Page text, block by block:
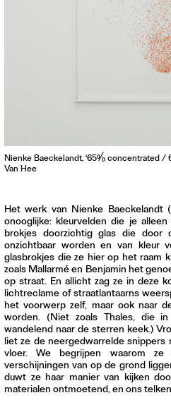
Nienke Baeckelandt, ‘65% concentrated /
Van Hee
Het werk van Nienke
onooglijke: kleurvelden die je
brokjes doorzichtig glas die door
onzichtbaar worden en van kleur
glasbrokjes die ze hier op het raam
zoals Mallarmé en Benjamin het
op straat. En allicht zag ze in deze
lichtreclame of straatlantaarns
het voorwerp zelf, maar ook naar
worden. (Niet zoals Thales, die
wandelend naar de sterren keek.)
liet ze de neergedwarrelde
vloer. We begrijpen waarom
verschijningen van op de grond
duwt ze haar manier van kijken
materialen ontmoetend, en ons